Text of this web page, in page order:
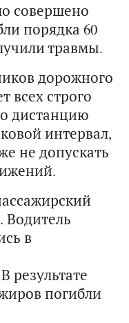
совершено
порядка 60
травмы.
дорожного
всех строго
дистанцию
интервал,
не допускать
Водитель
в
результате
погибли